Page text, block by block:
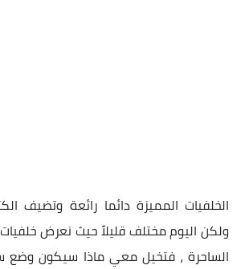
الخلفيات المميزة دائما رائعة وتضيف
ولكن اليوم مختلف قليلاً حيث نعرض
الساحرة ، فتخيل معي ماذا سيكون